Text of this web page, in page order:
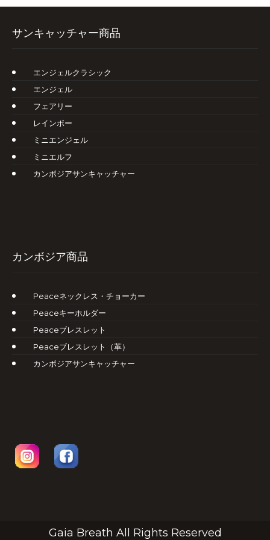
サンキャッチャー商品
エンジェルクラシック
エンジェル
フェアリー
レインボー
ミニエンジェル
ミニエルフ
カンボジアサンキャッチャー
カンボジア商品
Peaceネックレス・チョーカー
Peaceキーホルダー
Peaceブレスレット
Peaceブレスレット（革）
カンボジアサンキャッチャー
Gaia Breath All Rights Reserved